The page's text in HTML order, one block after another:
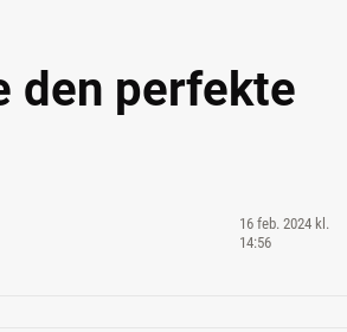
den perfekte
16 feb. 2024 kl.
14:56